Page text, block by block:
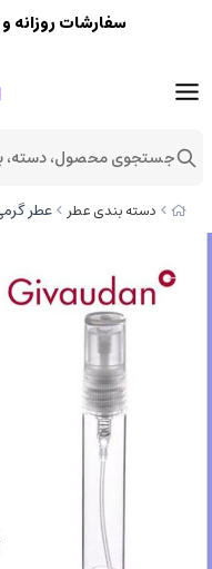
دسته بندی عطر عطر
سفارشات
جستجوی محصول، دسته،